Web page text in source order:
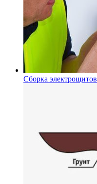
Сборка электрощитов